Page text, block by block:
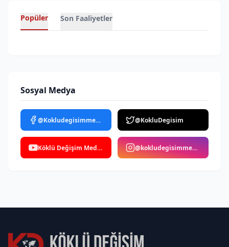
Popüler Son Faaliyetler
Sosyal Medya
@Kokludegisimmedya @KokluDegisim
Köklü Değişim Medya @kokludegisimmedya